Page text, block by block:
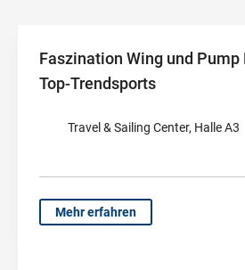
Faszination Wing und
Top-Trendsports
Travel & Sailing Center, Halle A3
Mehr erfahren